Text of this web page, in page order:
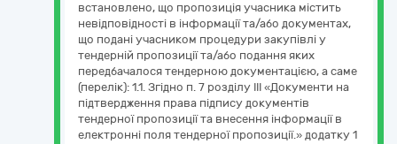
встановлено, що пропозиція учасника містить
невідповідності в інформації та/або документах,
що подані учасником процедури закупівлі у
тендерній пропозиції та/або подання яких
передбачалося тендерною документацією, а саме
(перелік): 1.1. Згідно п. 7 розділу ІІІ «Документи на
підтвердження права підпису документів
тендерної пропозиції та внесення інформації в
електронні поля тендерної пропозиції.» додатку 1